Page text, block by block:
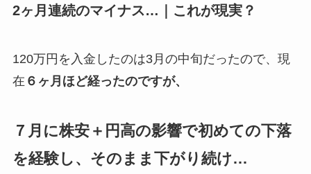
2ヶ月連続のマイナス…｜これが現実？
120万円を入金したのは3月の中旬だったので、現
在 ６ヶ月ほど経ったのですが、
７月に株安＋円高の影響で初めての下落
を経験し、そのまま下がり続け…